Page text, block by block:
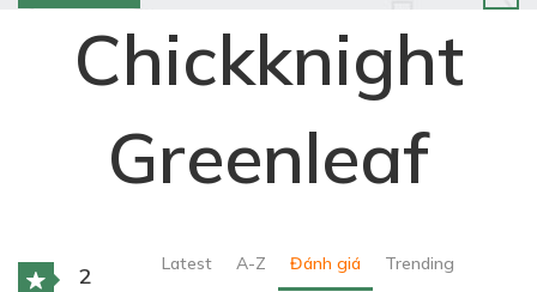
Chickknight
Greenleaf
2
Latest A-Z Đánh giá Trending